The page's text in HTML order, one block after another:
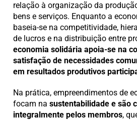
relação à organização da
bens e serviços. Enquanto a
baseia-se na competitividade,
de lucros e na distribuição entre
economia solidária apoia-se na
satisfação de necessidades
em resultados produtivos
Na prática, empreendimentos de
focam na sustentabilidade e são
integralmente pelos membros,